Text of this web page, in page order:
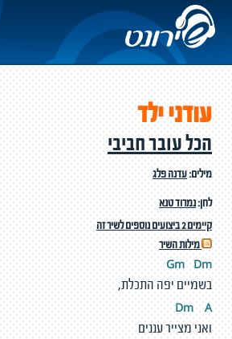
עודני ילד
הכל עובר חביבי
מילים:עדנה פלג
לחן:נמרוד טנא
קיימים 2 ביצועים נוספים לשיר זה
מילות השיר
Gm Dm
בשמיים יפה התכלת,
Dm A
ואני מצייר עננים